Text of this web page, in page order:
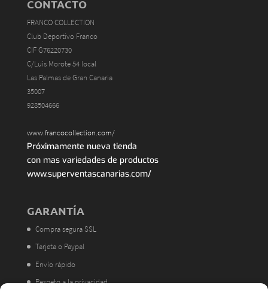
CONTACTO
FRANCO COLLECTION
Club Deportivo Franco
CIF G76220730
C/Luis Morote 54 local
Las Palmas de Gran Canaria
35007
928504666
www.francocollection.com/
Próximamente nueva tienda
con mas variedades de productos
www.superventascanarias.com/
GARANTÍA
Compra segura SSL
Tarjeta o Paypal
Envío rápido
Respeto a la privacidad